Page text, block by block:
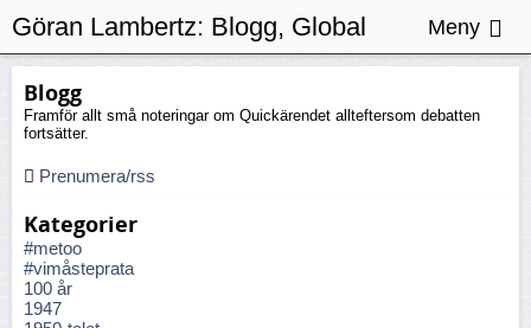
Blogg
Framför allt små noteringar om Quickärendet allteftersom debatten
fortsätter.
Prenumera/rss
Kategorier
#metoo
#vimåsteprata
100 år
1947
Göran Lambertz: Blogg, Global
uppvärmning
Meny